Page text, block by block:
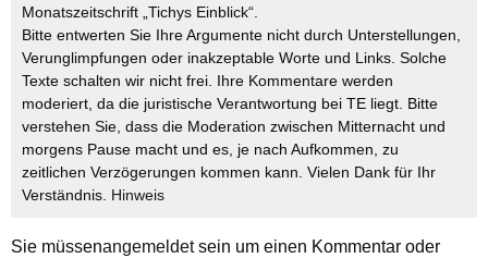
Monatszeitschrift „Tichys Einblick“.
Bitte entwerten Sie Ihre Argumente nicht durch Unterstellungen,
Verunglimpfungen oder inakzeptable Worte und Links. Solche
Texte schalten wir nicht frei. Ihre Kommentare werden
moderiert, da die juristische Verantwortung bei TE liegt. Bitte
verstehen Sie, dass die Moderation zwischen Mitternacht und
morgens Pause macht und es, je nach Aufkommen, zu
zeitlichen Verzögerungen kommen kann. Vielen Dank für Ihr
Verständnis. Hinweis
Sie müssenangemeldetsein um einen Kommentar oder